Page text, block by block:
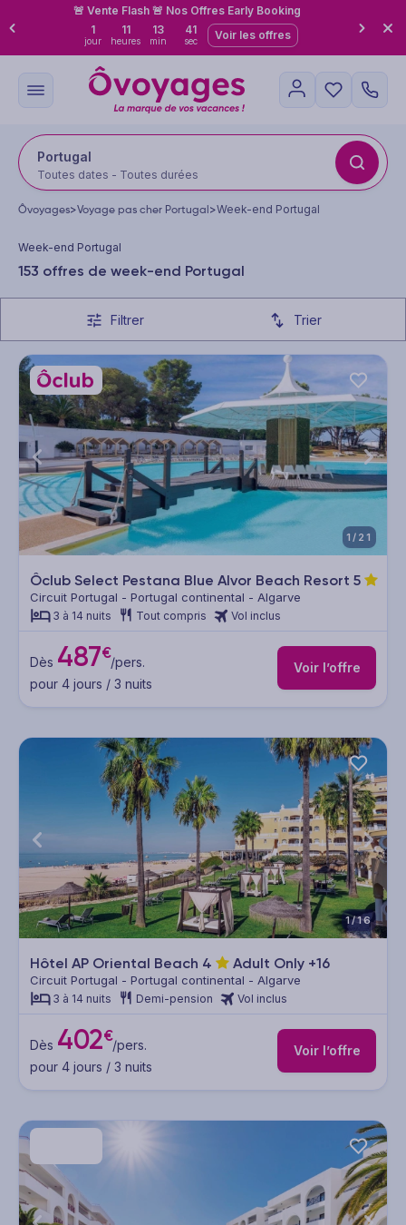
🚨 Vente Flash 🚨 Nos Offres Early Booking
1
jour
11
heures
13
min
39
sec Voir les offres
Portugal
Toutes dates - Toutes durées
Ôvoyages>Voyage pas cher Portugal>Week-end Portugal
Week-end Portugal
153 offres de week-end Portugal
Filtrer Trier
1/21
Ôclub Select Pestana Blue Alvor Beach Resort 5
Circuit Portugal - Portugal continental - Algarve
3 à 14 nuits Tout compris Vol inclus
Dès 487€/pers.
pour 4 jours / 3 nuits
Voir l’offre
1/16
Hôtel AP Oriental Beach 4 Adult Only +16
Circuit Portugal - Portugal continental - Algarve
3 à 14 nuits Demi-pension Vol inclus
Dès 402€/pers.
pour 4 jours / 3 nuits
Voir l’offre